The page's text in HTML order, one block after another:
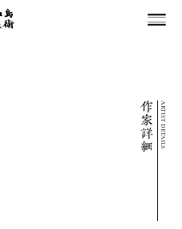
ARTIST DETAILS